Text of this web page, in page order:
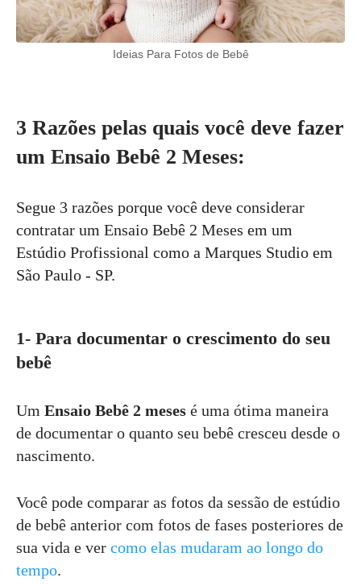
Ideias Para Fotos de Bebê
3 Razões pelas quais você deve fazer
um Ensaio Bebê 2 Meses:
Segue 3 razões porque você deve considerar
contratar um Ensaio Bebê 2 Meses em um
Estúdio Profissional como a Marques Studio em
São Paulo - SP.
1- Para documentar o crescimento do seu
bebê
Um Ensaio Bebê 2 meses é uma ótima maneira
de documentar o quanto seu bebê cresceu desde o
nascimento.
Você pode comparar as fotos da sessão de estúdio
de bebê anterior com fotos de fases posteriores de
sua vida e ver como elas mudaram ao longo do
tempo.